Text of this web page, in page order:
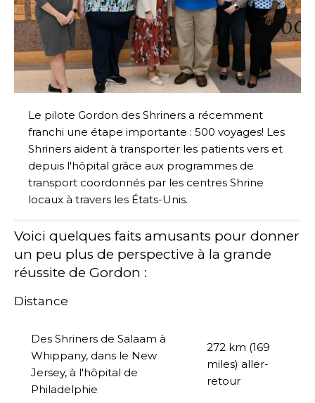
Le pilote Gordon des Shriners a récemment
franchi une étape importante : 500 voyages! Les
Shriners aident à transporter les patients vers et
depuis l'hôpital grâce aux programmes de
transport coordonnés par les centres Shrine
locaux à travers les États-Unis.
Voici quelques faits amusants pour donner
un peu plus de perspective à la grande
réussite de Gordon :
Distance
Des Shriners de Salaam à
Whippany, dans le New
Jersey, à l'hôpital de
Philadelphie
272 km (169
miles) aller-
retour